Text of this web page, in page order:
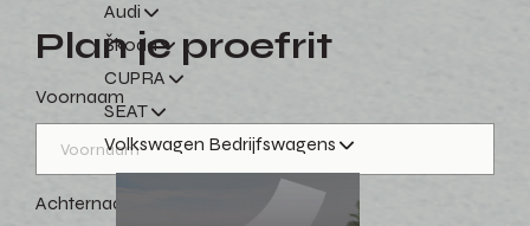
Audi
Škoda
CUPRA
SEAT
Volkswagen Bedrijfswagens
Plan je proefrit
Voornaam
Achternaam